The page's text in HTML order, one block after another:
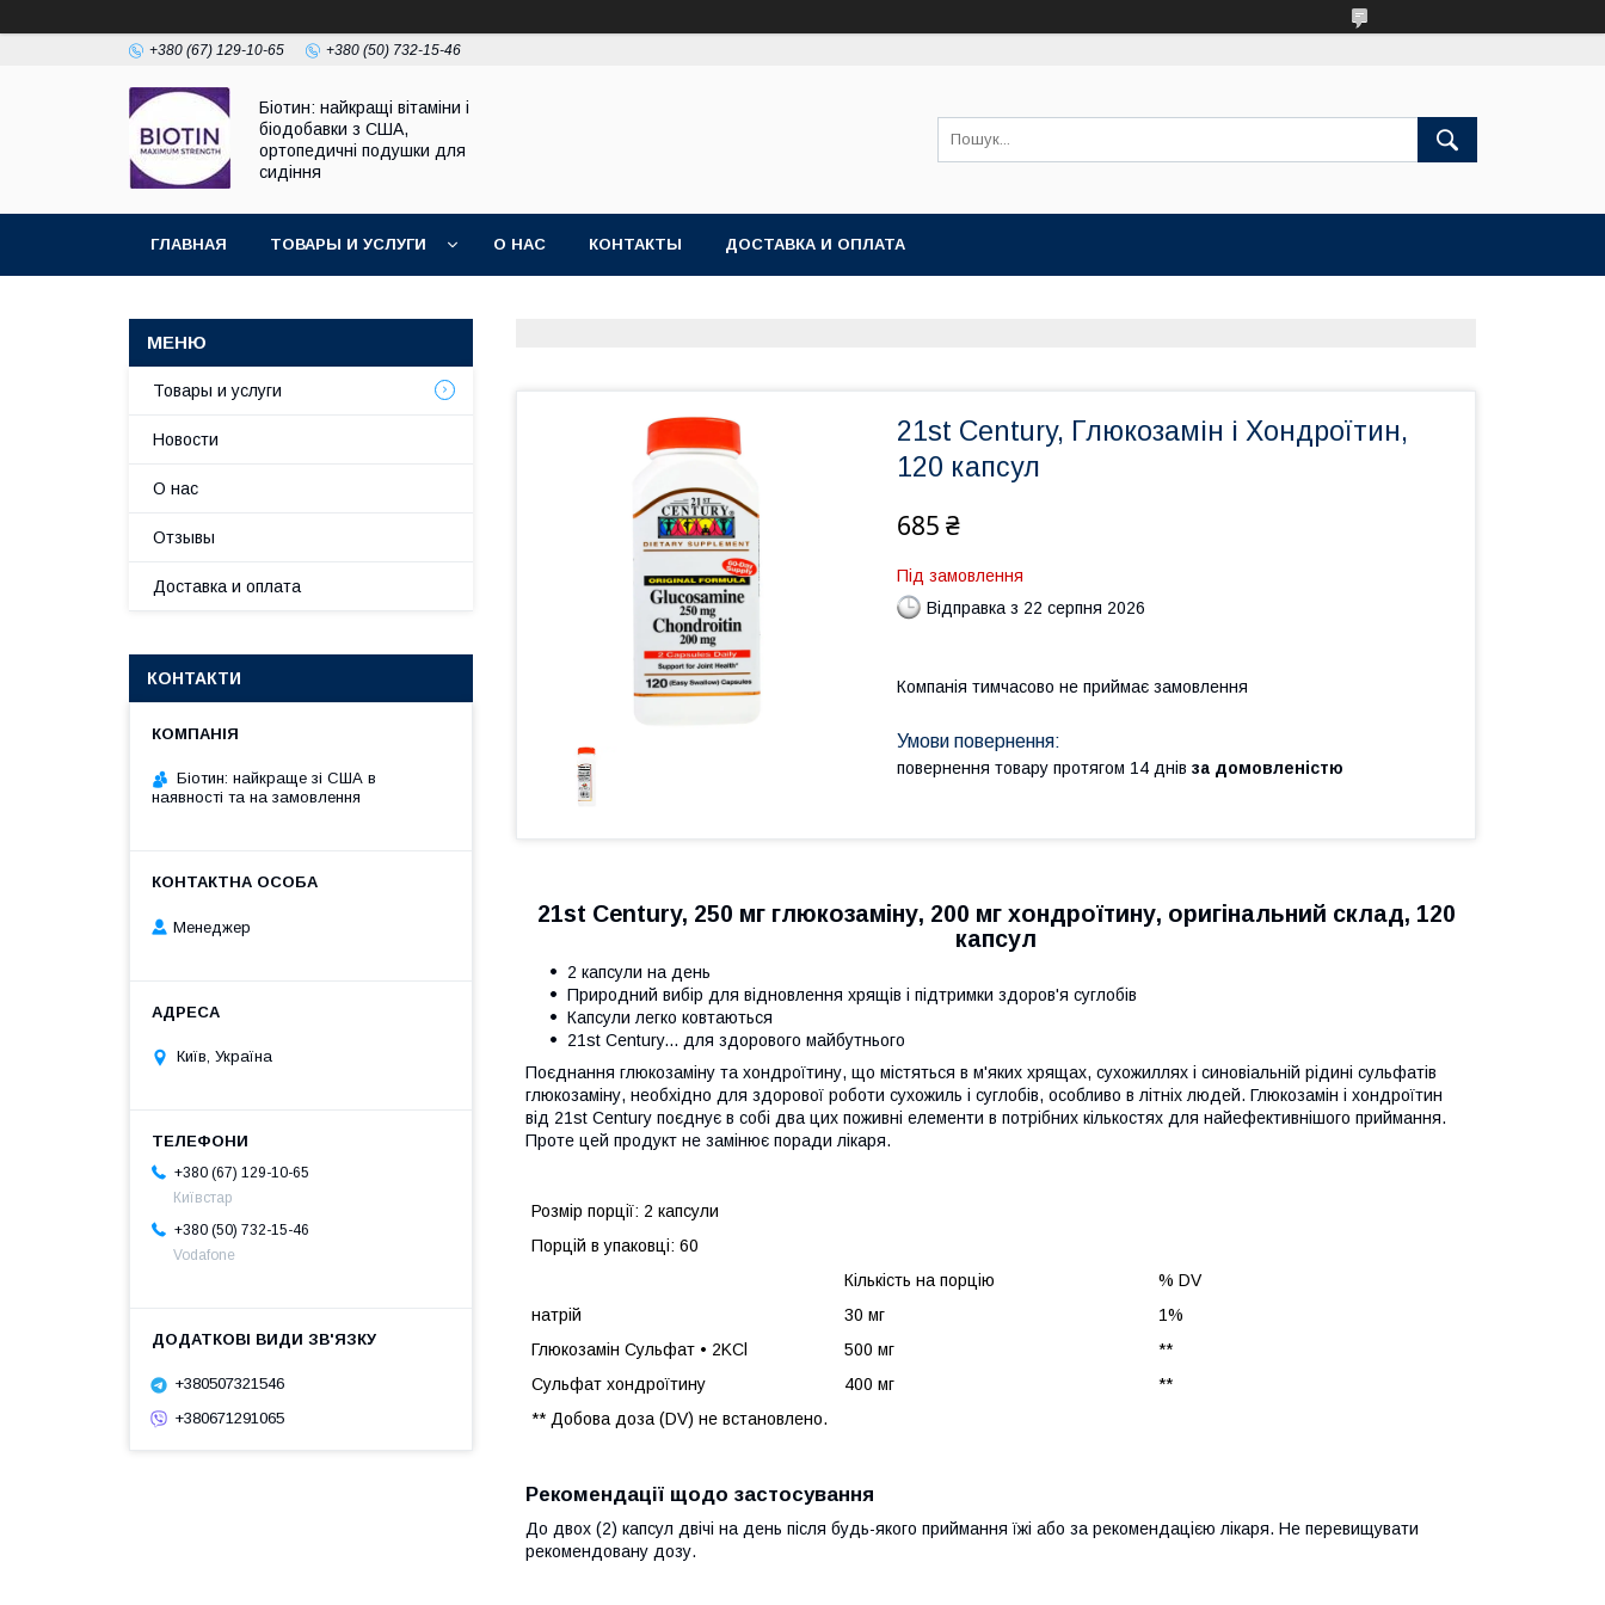
+380 (67) 129-10-65 +380 (50) 732-15-46
Біотин: найкращі вітаміни і
біодобавки з США,
ортопедичні подушки для
сидіння
ГЛАВНАЯ ТОВАРЫ И УСЛУГИ О НАС КОНТАКТЫ ДОСТАВКА И ОПЛАТА
21st Century, Глюкозамін і Хондроїтин,
120 капсул
685 ₴
Під замовлення
Відправка з 22 серпня 2026
Компанія тимчасово не приймає замовлення
повернення товару протягом 14 днів за домовленістю
21st Century, 250 мг глюкозаміну, 200 мг хондроїтину, оригінальний склад, 120
капсул
2 капсули на день
Природний вибір для відновлення хрящів і підтримки здоров'я суглобів
Капсули легко ковтаються
21st Century... для здорового майбутнього
Поєднання глюкозаміну та хондроїтину, що містяться в м'яких хрящах, сухожиллях і синовіальній рідині сульфатів
глюкозаміну, необхідно для здорової роботи сухожиль і суглобів, особливо в літніх людей. Глюкозамін і хондроїтин
від 21st Century поєднує в собі два цих поживні елементи в потрібних кількостях для найефективнішого приймання.
Проте цей продукт не замінює поради лікаря.
Розмір порції: 2 капсули
Порцій в упаковці: 60
Кількість на порцію
% DV
натрій
30 мг
1%
Глюкозамін Сульфат • 2KCl
500 мг
**
Сульфат хондроїтину
400 мг
**
** Добова доза (DV) не встановлено.
Рекомендації щодо застосування
До двох (2) капсул двічі на день після будь-якого приймання їжі або за рекомендацією лікаря. Не перевищувати
рекомендовану дозу.
Товары и услуги
Новости
О нас
Отзывы
Доставка и оплата
КОНТАКТИ
Біотин: найкраще зі США в
наявності та на замовлення
Менеджер
Київ, Україна
+380 (67) 129-10-65
Київстар
+380 (50) 732-15-46
Vodafone
+380507321546
+380671291065